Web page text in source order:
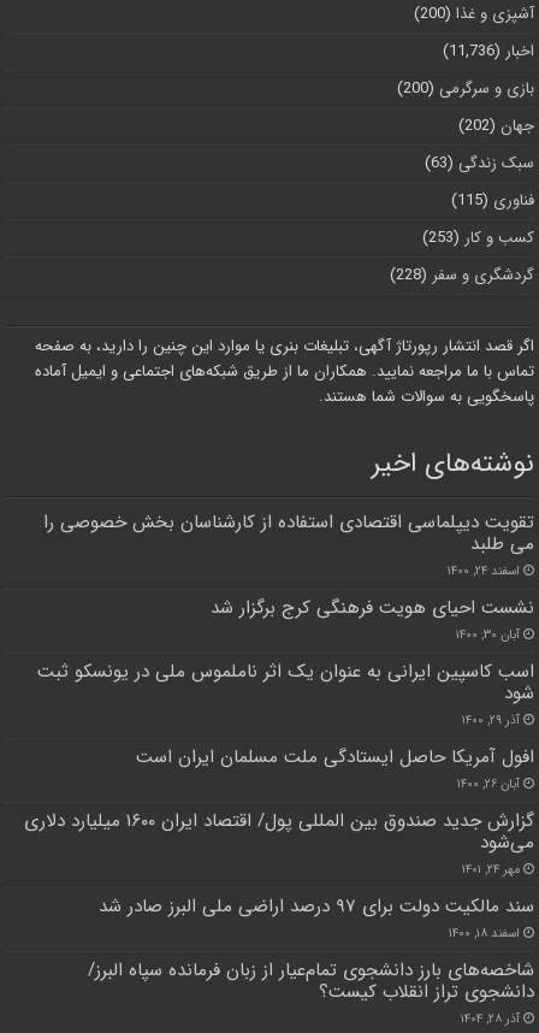
آشپزی و غذا (200)
اخبار (11,736)
بازی و سرگرمی (200)
جهان (202)
سبک زندگی (63)
فناوری (115)
کسب و کار (253)
گردشگری و سفر (228)
اگر قصد انتشار رپورتاژ آگهی، تبلیغات بنری یا موارد این چنین را دارید، به صفحه
تماس با ما مراجعه نمایید. همکاران ما از طریق شبکه‌های اجتماعی و ایمیل آماده
پاسخگویی به سوالات شما هستند.
نوشته‌های اخیر
تقویت دیپلماسی اقتصادی استفاده از کارشناسان بخش خصوصی را
می طلبد
اسفند ۲۴, ۱۴۰۰
نشست احیای هویت فرهنگی کرج برگزار شد
آبان ۳۰, ۱۴۰۰
اسب کاسپین ایرانی به عنوان یک اثر ناملموس ملی در یونسکو ثبت
شود
آذر ۲۹, ۱۴۰۰
افول آمریکا حاصل ایستادگی ملت مسلمان ایران است
آبان ۲۶, ۱۴۰۰
گزارش جدید صندوق بین المللی پول/ اقتصاد ایران ۱۶۰۰ میلیارد دلاری
می‌شود
مهر ۲۴, ۱۴۰۱
سند مالکیت دولت برای ۹۷ درصد اراضی ملی البرز صادر شد
اسفند ۱۸, ۱۴۰۰
شاخصه‌های بارز دانشجوی تمام‌عیار از زبان فرمانده سپاه البرز/
دانشجوی تراز انقلاب کیست؟
آذر ۲۸, ۱۴۰۴